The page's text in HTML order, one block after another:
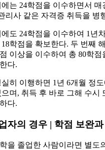
는 24학점을 이수하면서 매
리사 같은 자격증 취득을 병
도 24학점을 이수하여 1년
학점을 확보한다. 두 번째
이상을 이수하여 총 80학점
다.
히 이행하면 1년 6개월 정
며, 취득 후 바로 그해 수시
다.
자의 경우 | 학점 보완
을 졸업한 사람이라면 별도